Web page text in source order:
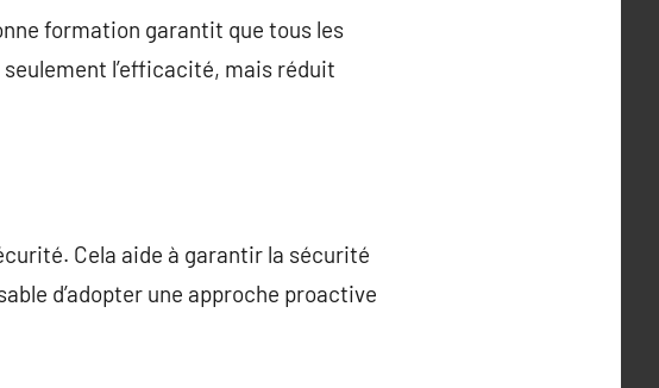
formation garantit que tous les
l’efficacité, mais réduit
Cela aide à garantir la sécurité
d’adopter une approche proactive